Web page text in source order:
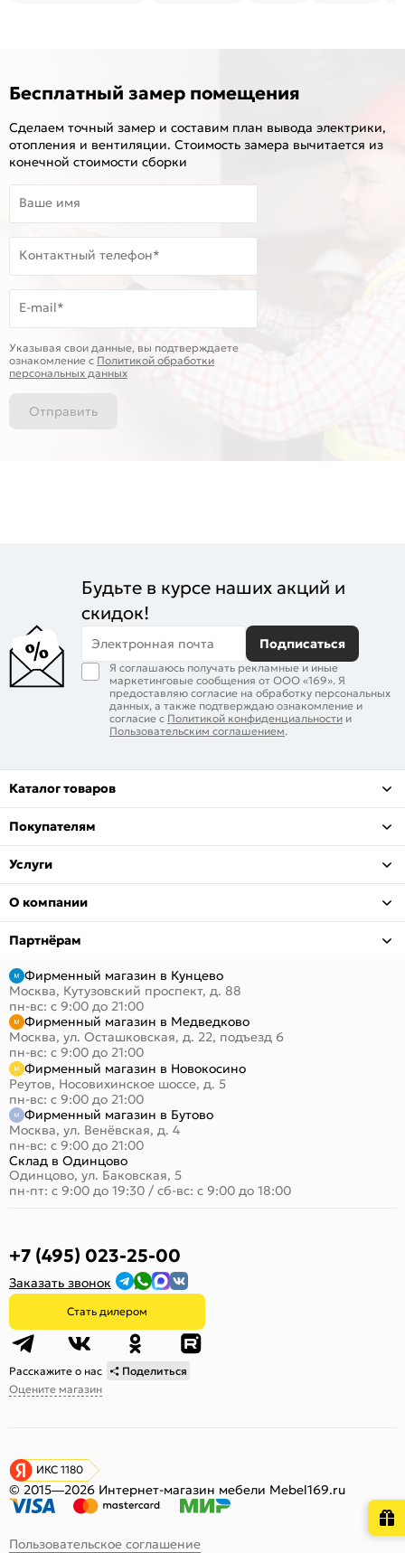
Бесплатный замер помещения
Сделаем точный замер и составим план вывода электрики,
отопления и вентиляции. Стоимость замера вычитается из
конечной стоимости сборки
Ваше имя
Контактный телефон*
E-mail*
Указывая свои данные, вы подтверждаете
ознакомление c Политикой обработки
персональных данных
Отправить
Будьте в курсе наших акций и
скидок!
Электронная почта Подписаться
Я соглашаюсь получать рекламные и иные
маркетинговые сообщения от ООО «169». Я
предоставляю согласие на обработку персональных
данных, а также подтверждаю ознакомление и
согласие с Политикой конфиденциальности и
Пользовательским соглашением.
Каталог товаров
Покупателям
Услуги
О компании
Партнёрам
Фирменный магазин в Кунцево
Москва, Кутузовский проспект, д. 88
пн-вс: с 9:00 до 21:00
Фирменный магазин в Медведково
Москва, ул. Осташковская, д. 22, подъезд 6
пн-вс: с 9:00 до 21:00
Фирменный магазин в Новокосино
Реутов, Носовихинское шоссе, д. 5
пн-вс: с 9:00 до 21:00
Фирменный магазин в Бутово
Москва, ул. Венёвская, д. 4
пн-вс: с 9:00 до 21:00
Склад в Одинцово
Одинцово, ул. Баковская, 5
пн-пт: с 9:00 до 19:30 / сб-вс: с 9:00 до 18:00
+7 (495) 023-25-00
Заказать звонок
Стать дилером
Расскажите о нас
Поделиться
Оцените магазин
ИКС 1180
© 2015—2026 Интернет-магазин мебели Mebel169.ru
Пользовательское соглашение